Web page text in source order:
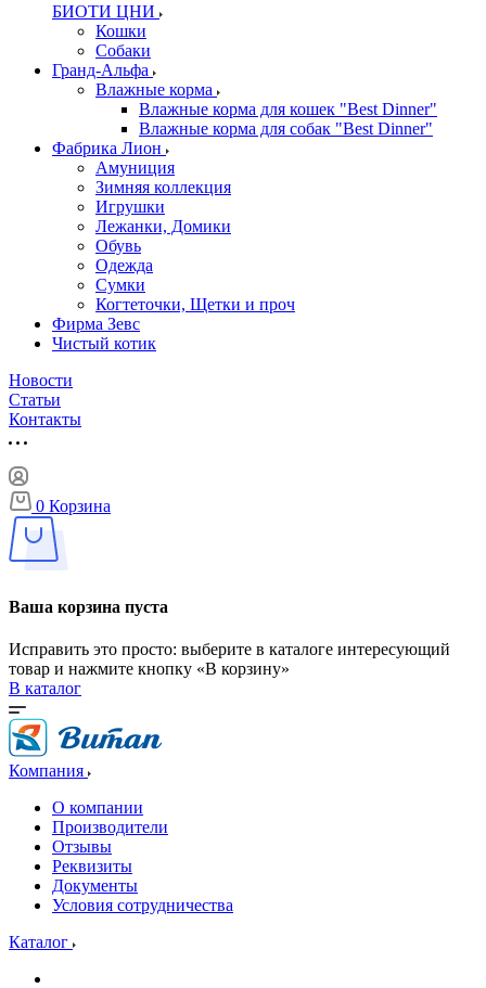
БИОТИ ЦНИ
Кошки
Собаки
Гранд-Альфа
Влажные корма
Влажные корма для кошек "Best Dinner"
Влажные корма для собак "Best Dinner"
Фабрика Лион
Амуниция
Зимняя коллекция
Игрушки
Лежанки, Домики
Обувь
Одежда
Сумки
Когтеточки, Щетки и проч
Фирма Зевс
Чистый котик
Новости
Статьи
Контакты
0 Корзина
Ваша корзина пуста
Исправить это просто: выберите в каталоге интересующий
товар и нажмите кнопку «В корзину»
В каталог
Компания
О компании
Производители
Отзывы
Реквизиты
Документы
Условия сотрудничества
Каталог